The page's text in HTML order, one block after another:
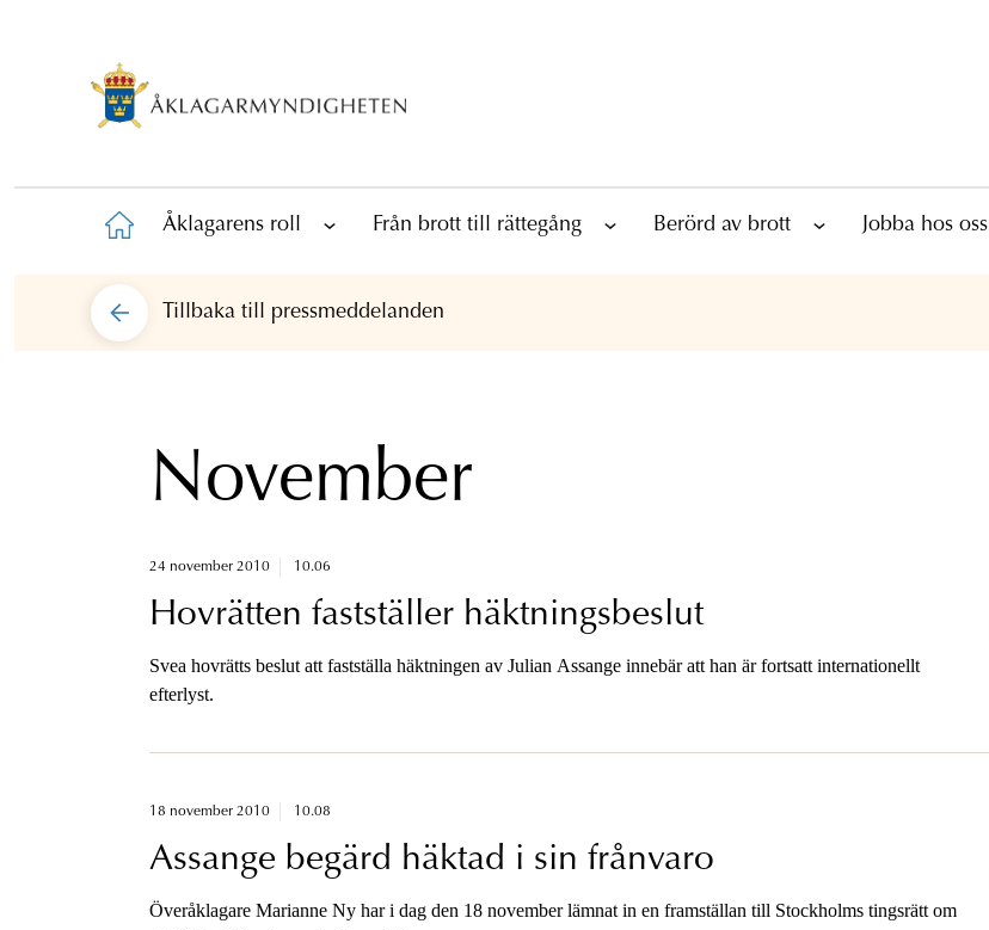
Åklagarens roll Från brott till rättegång Berörd av brott Jobba hos oss
Tillbaka till pressmeddelanden
November
24 november 2010 10.06
Hovrätten fastställer häktningsbeslut
Svea hovrätts beslut att fastställa häktningen av Julian Assange innebär att han är fortsatt internationellt
efterlyst.
18 november 2010 10.08
Assange begärd häktad i sin frånvaro
Överåklagare Marianne Ny har i dag den 18 november lämnat in en framställan till Stockholms tingsrätt om